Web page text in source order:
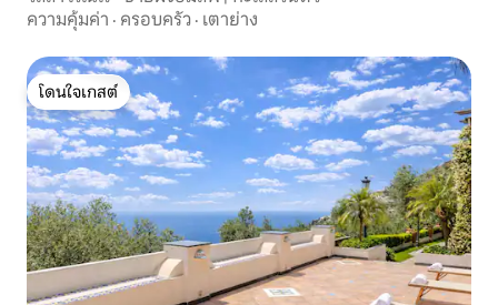
ความคุ้มค่า · ครอบครัว · เตาย่าง
โดนใจเกสต์
โดนใจเกสต์